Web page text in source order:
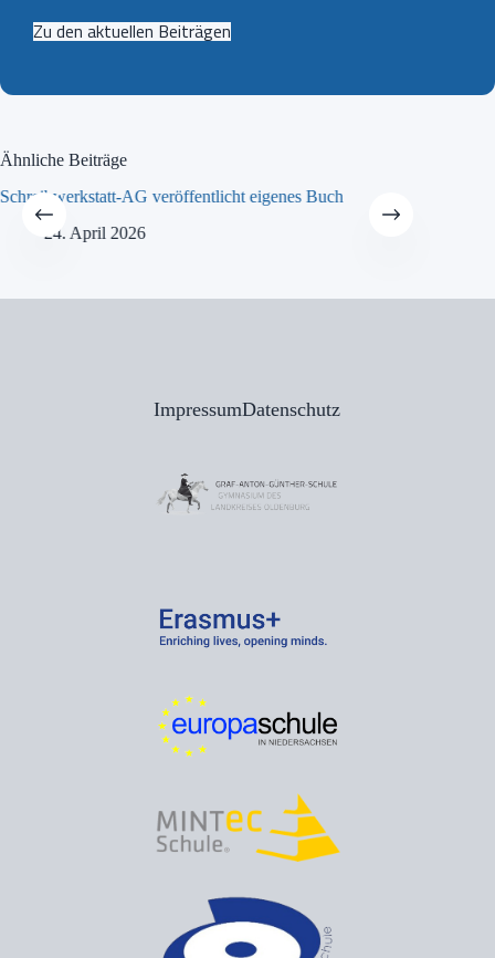
Zu den aktuellen Beiträgen
Ähnliche Beiträge
Schreibwerkstatt-AG veröffentlicht eigenes Buch
24. April 2026
ImpressumDatenschutz